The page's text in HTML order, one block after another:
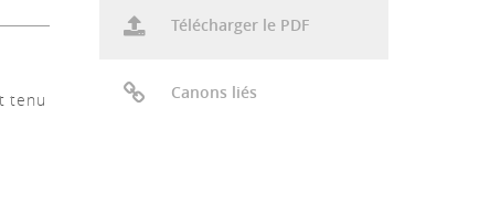
tenu
Télécharger le PDF
Canons liés